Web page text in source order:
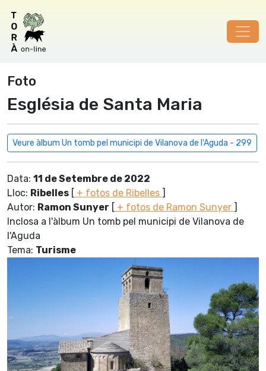
Foto
Església de Santa Maria
Veure àlbum Un tomb pel municipi de Vilanova de l'Aguda - 299
Data: 11 de Setembre de 2022
Lloc: Ribelles [ + fotos de Ribelles ]
Autor: Ramon Sunyer [ + fotos de Ramon Sunyer ]
Inclosa a l'àlbum Un tomb pel municipi de Vilanova de
l'Aguda
Tema: Turisme